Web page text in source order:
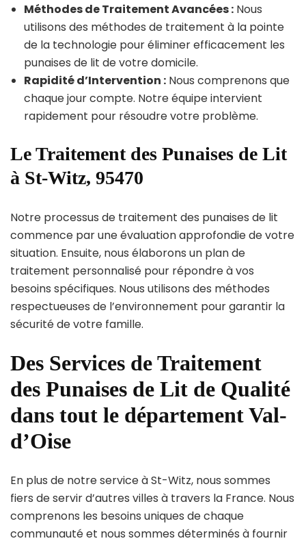
Méthodes de Traitement Avancées : Nous
utilisons des méthodes de traitement à la pointe
de la technologie pour éliminer efficacement les
punaises de lit de votre domicile.
Rapidité d’Intervention : Nous comprenons que
chaque jour compte. Notre équipe intervient
rapidement pour résoudre votre problème.
Le Traitement des Punaises de Lit
à St-Witz, 95470
Notre processus de traitement des punaises de lit
commence par une évaluation approfondie de votre
situation. Ensuite, nous élaborons un plan de
traitement personnalisé pour répondre à vos
besoins spécifiques. Nous utilisons des méthodes
respectueuses de l’environnement pour garantir la
sécurité de votre famille.
Des Services de Traitement
des Punaises de Lit de Qualité
dans tout le département Val-
d’Oise
En plus de notre service à St-Witz, nous sommes
fiers de servir d’autres villes à travers la France. Nous
comprenons les besoins uniques de chaque
communauté et nous sommes déterminés à fournir